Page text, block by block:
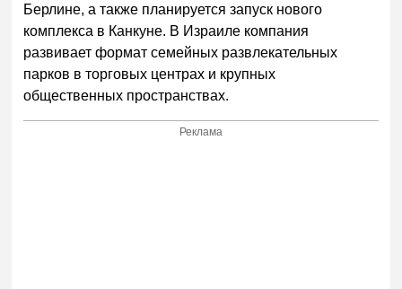
Берлине, а также планируется запуск нового
комплекса в Канкуне. В Израиле компания
развивает формат семейных развлекательных
парков в торговых центрах и крупных
общественных пространствах.
Реклама